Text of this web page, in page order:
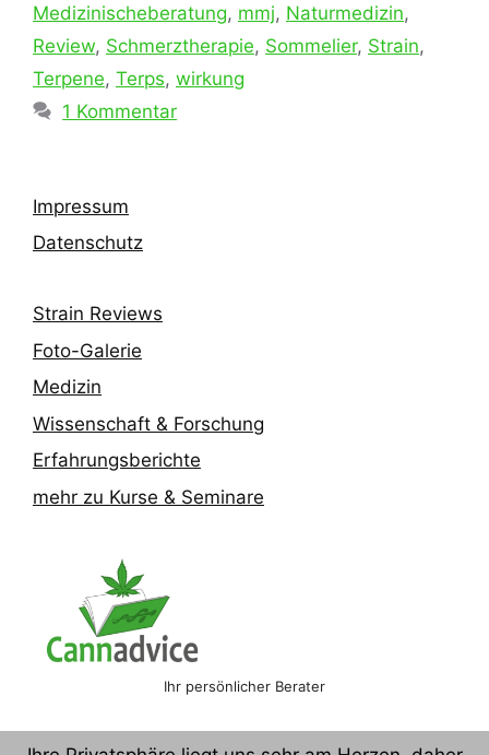
Medizinischeberatung, mmj, Naturmedizin,
Review, Schmerztherapie, Sommelier, Strain,
Terpene, Terps, wirkung
1 Kommentar
Impressum
Datenschutz
Strain Reviews
Foto-Galerie
Medizin
Wissenschaft & Forschung
Erfahrungsberichte
mehr zu Kurse & Seminare
Ihr persönlicher Berater